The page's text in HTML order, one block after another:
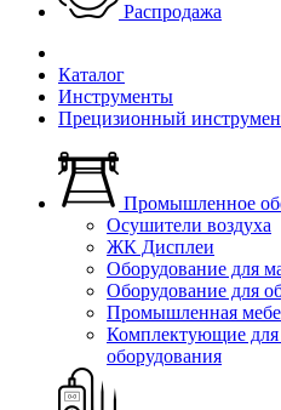
Распродажа
Каталог
Инструменты
Прецизионный
Промышленное
Осушители воздуха
ЖК Дисплеи
Оборудование для
Оборудование для
Промышленная
Комплектующие
оборудования